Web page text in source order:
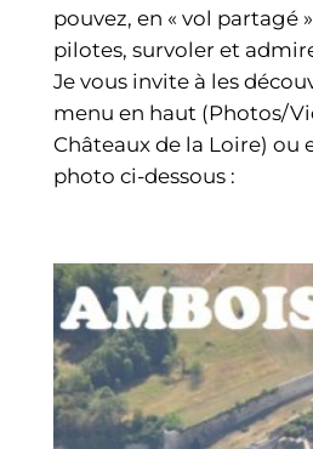
pouvez, en « vol partagé
pilotes, survoler et
Je vous invite à les
menu en haut (Photos/
Châteaux de la Loire) ou
photo ci-dessous :